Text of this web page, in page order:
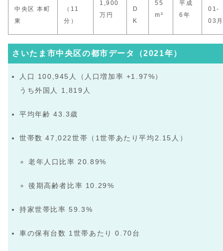
中央区 本町
東
（11
分）
1,900
万円
D
K
55
m²
平成
6年
01-
03月
さいたま市中央区の都市データ（2021年）
人口 100,945人（人口増加率 +1.97%）
うち外国人 1,819人
平均年齢 43.3歳
世帯数 47,022世帯（1世帯あたり平均2.15人）
老年人口比率 20.89%
後期高齢者比率 10.29%
持家世帯比率 59.3%
車の保有台数 1世帯あたり 0.70台